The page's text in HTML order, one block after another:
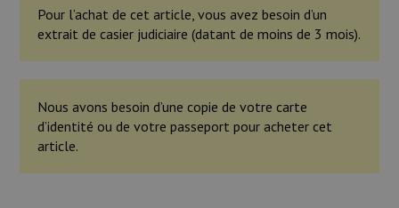
Pour l’achat de cet article, vous avez besoin d’un
extrait de casier judiciaire (datant de moins de 3 mois).
Nous avons besoin d’une copie de votre carte
d’identité ou de votre passeport pour acheter cet
article.